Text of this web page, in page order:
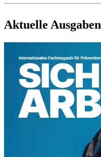
Aktuelle Ausgaben